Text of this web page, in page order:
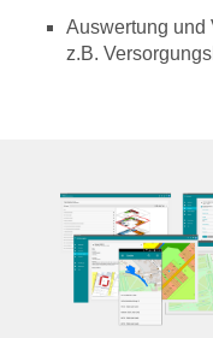
Auswertung und
z.B.